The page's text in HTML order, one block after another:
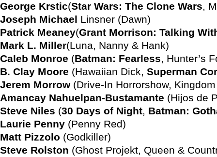
George Krstic(Star Wars: The Clone Wars,
Joseph Michael Linsner (Dawn)
Patrick Meaney(Grant Morrison: Talking
Mark L. Miller(Luna, Nanny & Hank)
Caleb Monroe (Batman: Fearless, Hunter’s
B. Clay Moore (Hawaiian Dick, Superman
Jerem Morrow(Drive-In Horrorshow,
Amancay Nahuelpan-Bustamante (Hijos de
Steve Niles (30 Days of Night, Batman:
Laurie Penny (Penny Red)
Matt Pizzolo (Godkiller)
Steve Rolston (Ghost Projekt, Queen &